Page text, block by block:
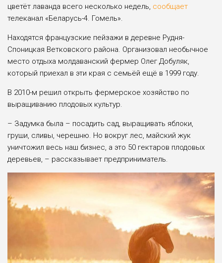
цветёт лаванда всего несколько недель, сообщает
телеканал «Беларусь-4. Гомель».
Находятся французские пейзажи в деревне Рудня-
Споницкая Ветковского района. Организовал необычное
место отдыха молдаванский фермер Олег Добуляк,
который приехал в эти края с семьёй ещё в 1999 году.
В 2010-м решил открыть фермерское хозяйство по
выращиванию плодовых культур.
– Задумка была – посадить сад, выращивать яблоки,
груши, сливы, черешню. Но вокруг лес, майский жук
уничтожил весь наш бизнес, а это 50 гектаров плодовых
деревьев, – рассказывает предприниматель.